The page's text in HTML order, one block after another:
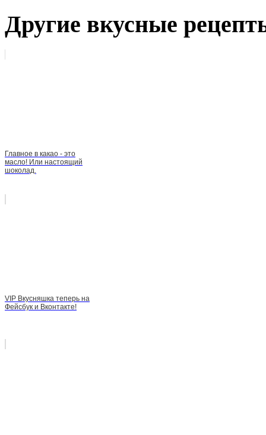
Другие вкусные
Главное в какао - это
масло! Или настоящий
шоколад.
VIP Вкусняшка теперь на
Фейсбук и Вконтакте!